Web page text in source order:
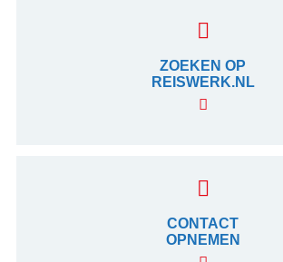
ZOEKEN OP
REISWERK.NL
CONTACT
OPNEMEN